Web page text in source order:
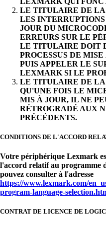
LE TITULAIRE DE LA
LES
JOUR DU
ERREURS SUR LE
LE TITULAIRE DOIT
PROCESSUS DE
PUIS APPELER LE
LEXMARK SI LE
LE TITULAIRE DE
QU'UNE FOIS LE
MIS À JOUR, IL NE
RÉTROGRADÉ AUX
PRÉCÉDENTS.
CONDITIONS DE L'ACCORD
Votre périphérique Lexmark
l'accord relatif au programme
pouvez consulter à l'adresse
https://www.lexmark.com/
program-language-
CONTRAT DE LICENCE DE